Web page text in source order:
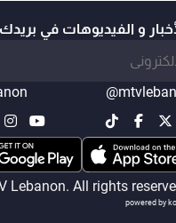
و الفيديوهات في بريدك
Lebanon. All rights
powered by